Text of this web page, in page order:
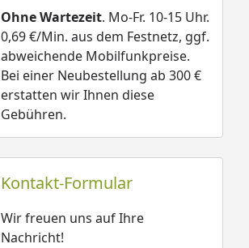
Ohne Wartezeit. Mo-Fr. 10-15 Uhr.
0,69 €/Min. aus dem Festnetz, ggf.
abweichende Mobilfunkpreise.
Bei einer Neubestellung ab 300 €
erstatten wir Ihnen diese
Gebühren.
Kontakt-Formular
Wir freuen uns auf Ihre
Nachricht!